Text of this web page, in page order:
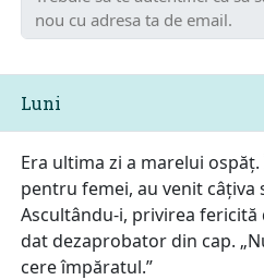
Luni
Era ultima zi a marelui
pentru femei, au venit
Ascultându-i, privirea fericită
dat dezaprobator din cap.
cere împăratul.”